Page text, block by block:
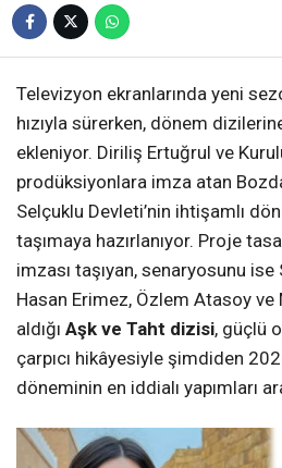
Televizyon ekranlarında yeni
hızıyla sürerken, dönem
ekleniyor. Diriliş Ertuğrul ve
prodüksiyonlara imza atan
Selçuklu Devleti’nin ihtişamlı
taşımaya hazırlanıyor. Proje
imzası taşıyan, senaryosunu
Hasan Erimez, Özlem Atasoy ve
aldığı Aşk ve Taht dizisi, güçlü
çarpıcı hikâyesiyle şimdiden
döneminin en iddialı yapımları